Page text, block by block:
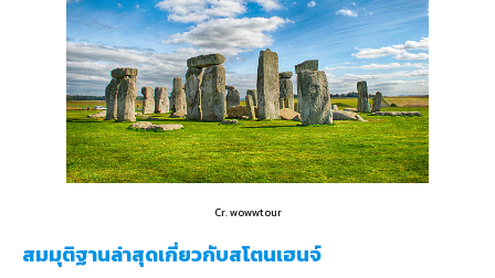
Cr. wowwtour
สมมุติฐานล่าสุดเกี่ยวกับสโตนเฮนจ์